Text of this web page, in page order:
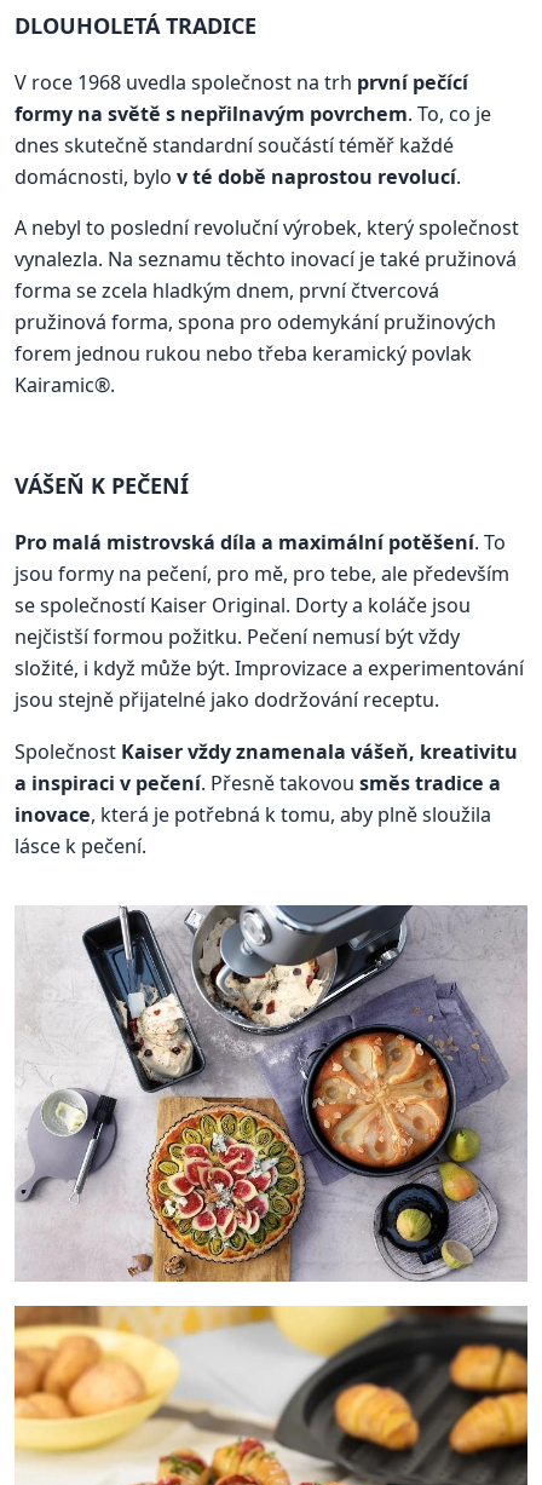
DLOUHOLETÁ TRADICE
V roce 1968 uvedla společnost na trh první pečící
formy na světě s nepřilnavým povrchem. To, co je
dnes skutečně standardní součástí téměř každé
domácnosti, bylo v té době naprostou revolucí.
A nebyl to poslední revoluční výrobek, který společnost
vynalezla. Na seznamu těchto inovací je také pružinová
forma se zcela hladkým dnem, první čtvercová
pružinová forma, spona pro odemykání pružinových
forem jednou rukou nebo třeba keramický povlak
Kairamic®.
VÁŠEŇ K PEČENÍ
Pro malá mistrovská díla a maximální potěšení. To
jsou formy na pečení, pro mě, pro tebe, ale především
se společností Kaiser Original. Dorty a koláče jsou
nejčistší formou požitku. Pečení nemusí být vždy
složité, i když může být. Improvizace a experimentování
jsou stejně přijatelné jako dodržování receptu.
Společnost Kaiser vždy znamenala vášeň, kreativitu
a inspiraci v pečení. Přesně takovou směs tradice a
inovace, která je potřebná k tomu, aby plně sloužila
lásce k pečení.